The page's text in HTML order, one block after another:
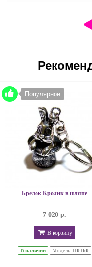
Популярное
Брелок Кролик в шляпе
7 020 р.
В корзину
В наличии Модель 110160